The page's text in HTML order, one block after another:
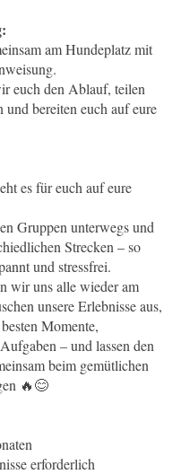
am Hundeplatz mit
euch den Ablauf, teilen
und bereiten euch auf eure
es für euch auf eure
Gruppen unterwegs und
Strecken – so
und stressfrei.
wir uns alle wieder am
unsere Erlebnisse aus,
Momente,
– und lassen den
beim gemütlichen
🔥😊
erforderlich